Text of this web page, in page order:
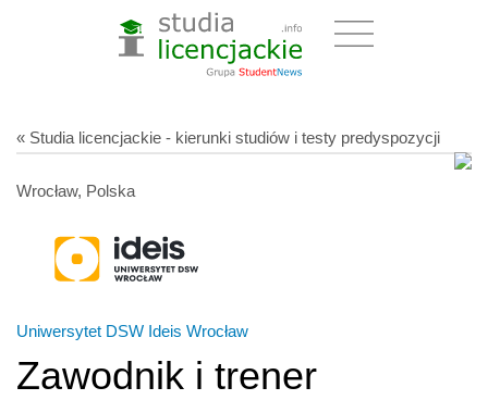
« Studia licencjackie - kierunki studiów i testy predyspozycji
Wrocław, Polska
Uniwersytet DSW Ideis Wrocław
Zawodnik i trener